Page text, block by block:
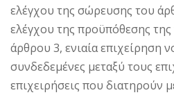
ελέγχου της σώρευσης του
ελέγχου της προϋπόθεσης της
άρθρου 3, ενιαία επιχείρηση
συνδεδεμένες μεταξύ τους
επιχειρήσεις που διατηρούν